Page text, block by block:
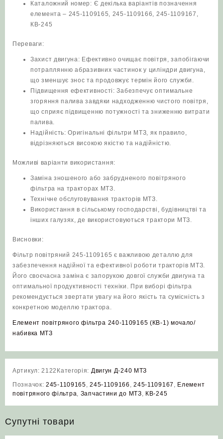
Каталожний номер: Є декілька варіантів позначення
елемента – 245-1109165, 245-1109166, 245-1109167,
КВ-245
Переваги:
Захист двигуна: Ефективно очищає повітря, запобігаючи
потраплянню абразивних частинок у циліндри двигуна,
що зменшує знос та продовжує термін його служби.
Підвищення ефективності: Забезпечує оптимальне
згоряння палива завдяки надходженню чистого повітря,
що сприяє підвищенню потужності та зниженню витрати
палива.
Надійність: Оригінальні фільтри МТЗ, як правило,
відрізняються високою якістю та надійністю.
Можливі варіанти використання:
Заміна зношеного або забрудненого повітряного
фільтра на тракторах МТЗ.
Технічне обслуговування тракторів МТЗ.
Використання в сільському господарстві, будівництві та
інших галузях, де використовуються трактори МТЗ.
Висновки:
Фільтр повітряний 245-1109165 є важливою деталлю для
забезпечення надійної та ефективної роботи тракторів МТЗ.
Його своєчасна заміна є запорукою довгої служби двигуна та
оптимальної продуктивності техніки. При виборі фільтра
рекомендується звертати увагу на його якість та сумісність з
конкретною моделлю трактора.
Елемент повітряного фільтра 240-1109165 (КВ-1) мочало/
набивка МТЗ
Артикул: 2122 Категорія: Двигун Д-240 МТЗ
Позначок: 245-1109165 ,245-1109166 ,245-1109167
Елемент
повітряного фільтра
Запчастини до МТЗ КВ-245
Супутні товари